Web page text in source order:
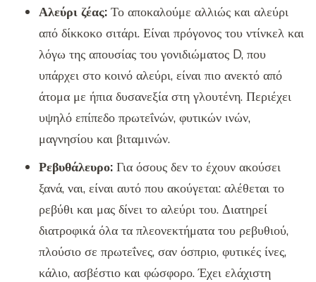
Αλεύρι ζέας: Το αποκαλούμε αλλιώς και αλεύρι
από δίκκοκο σιτάρι. Είναι πρόγονος του ντίνκελ και
λόγω της απουσίας του γονιδιώματος D, που
υπάρχει στο κοινό αλεύρι, είναι πιο ανεκτό από
άτομα με ήπια δυσανεξία στη γλουτένη. Περιέχει
υψηλό επίπεδο πρωτεΐνών, φυτικών ινών,
μαγνησίου και βιταμινών.
Ρεβυθάλευρο: Για όσους δεν το έχουν ακούσει
ξανά, ναι, είναι αυτό που ακούγεται: αλέθεται το
ρεβύθι και μας δίνει το αλεύρι του. Διατηρεί
διατροφικά όλα τα πλεονεκτήματα του ρεβυθιού,
πλούσιο σε πρωτεΐνες, σαν όσπριο, φυτικές ίνες,
κάλιο, ασβέστιο και φώσφορο. Έχει ελάχιστη